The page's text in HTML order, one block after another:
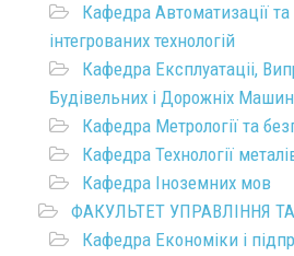
Кафедра Автоматизації
інтегрованих технологій
Кафедра Експлуатаціі,
Будівельних і Дорожніх Машин
Кафедра Метрології та
Кафедра Технології
Кафедра Іноземних мов
ФАКУЛЬТЕТ УПРАВЛІННЯ
Кафедра Економіки і